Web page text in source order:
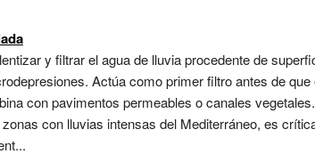
y filtrar el agua de lluvia procedente de
Actúa como primer filtro antes de
con pavimentos permeables o canales
con lluvias intensas del Mediterráneo, es